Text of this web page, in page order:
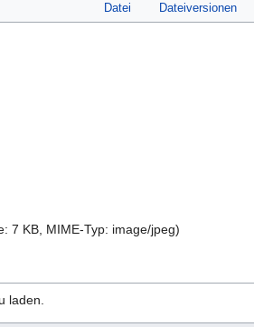
Datei Dateiversionen
7 KB, MIME-Typ: image/jpeg)
laden.